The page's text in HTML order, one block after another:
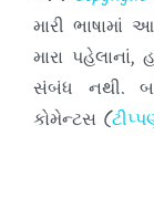
મારી
મારા
સંબંધ નથી.
કોમેન્ટસ (